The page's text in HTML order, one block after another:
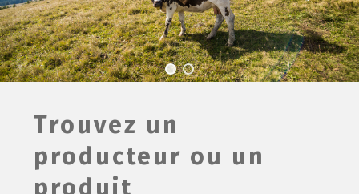
Trouvez un
producteur ou un
produit
Revue de presse
Guide de la vente directe
Film de présentation
Fête Marché Paysan